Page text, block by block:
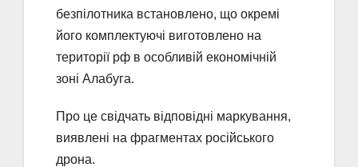
безпілотника встановлено, що окремі
його комплектуючі виготовлено на
території рф в особливій економічній
зоні Алабуга.
Про це свідчать відповідні маркування,
виявлені на фрагментах російського
дрона.